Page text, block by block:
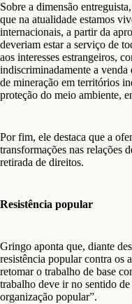
Sobre a dimensão
que na atualidade estamos
internacionais, a partir da
deveriam estar a serviço de
aos interesses estrangeiros,
indiscriminadamente a venda
de mineração em territórios
proteção do meio ambiente,
Por fim, ele destaca que a
transformações nas relações
retirada de direitos.
Resistência popular
Gringo aponta que, diante
resistência popular contra os
retomar o trabalho de base
trabalho deve ir no sentido
organização popular”.